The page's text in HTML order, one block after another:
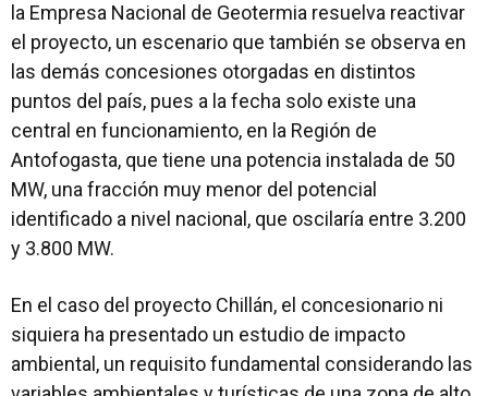
la Empresa Nacional de Geotermia resuelva reactivar
el proyecto, un escenario que también se observa en
las demás concesiones otorgadas en distintos
puntos del país, pues a la fecha solo existe una
central en funcionamiento, en la Región de
Antofogasta, que tiene una potencia instalada de 50
MW, una fracción muy menor del potencial
identificado a nivel nacional, que oscilaría entre 3.200
y 3.800 MW.
En el caso del proyecto Chillán, el concesionario ni
siquiera ha presentado un estudio de impacto
ambiental, un requisito fundamental considerando las